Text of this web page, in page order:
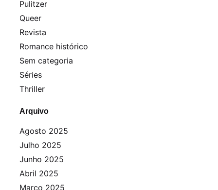
Pulitzer
Queer
Revista
Romance histórico
Sem categoria
Séries
Thriller
Arquivo
Agosto 2025
Julho 2025
Junho 2025
Abril 2025
Março 2025